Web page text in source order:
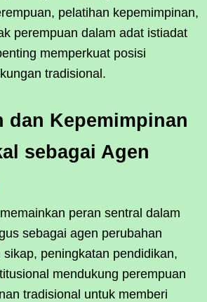
pelatihan kepemimpinan,
perempuan dalam adat istiadat
memperkuat posisi
tradisional.
dan Kepemimpinan
sebagai Agen
peran sentral dalam
sebagai agen perubahan
peningkatan pendidikan,
mendukung perempuan
tradisional untuk memberi